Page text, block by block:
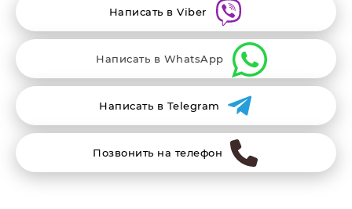
Написать в Viber
Написать в WhatsApp
Написать в Telegram
Позвонить на телефон